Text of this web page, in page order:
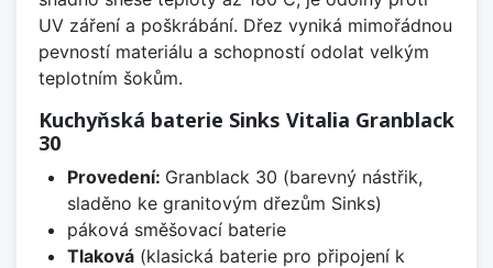
UV záření a poškrábání. Dřez vyniká mimořádnou
pevností materiálu a schopností odolat velkým
teplotním šokům.
Kuchyňská baterie Sinks Vitalia Granblack
30
Provedení: Granblack 30 (barevný nástřik,
sladěno ke granitovým dřezům Sinks)
páková směšovací baterie
Tlaková(klasická baterie pro připojení k